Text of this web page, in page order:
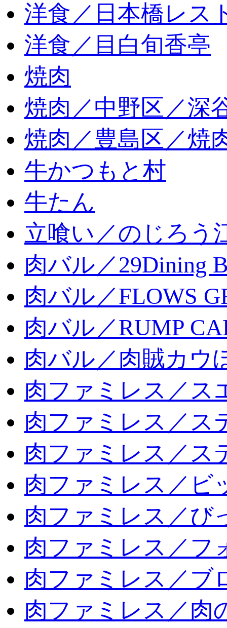
洋食／日本橋レス
洋食／目白旬香亭
焼肉
焼肉／中野区／深
焼肉／豊島区／焼
牛かつもと村
牛たん
立喰い／のじろう
肉バル／29Dining
肉バル／FLOWS
肉バル／RUMP
肉バル／肉賊カウ
肉ファミレス／ス
肉ファミレス／ス
肉ファミレス／ス
肉ファミレス／ビ
肉ファミレス／び
肉ファミレス／フ
肉ファミレス／ブ
肉ファミレス／肉